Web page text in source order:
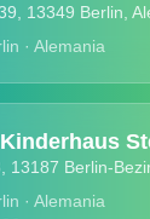
13349 Berlin,
· Alemania
13187 Berlin-
· Alemania